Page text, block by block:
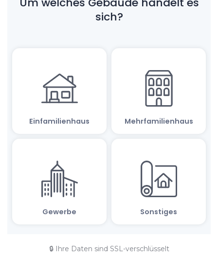
🔒 Ihre Daten sind SSL-verschlüsselt